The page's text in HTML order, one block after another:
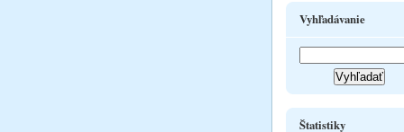
Vyhľadávanie
Štatistiky